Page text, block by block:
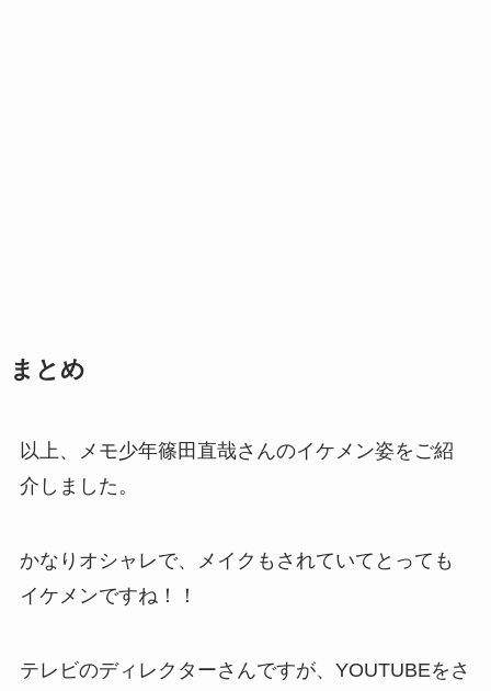
まとめ
以上、メモ少年篠田直哉さんのイケメン姿をご紹
介しました。
かなりオシャレで、メイクもされていてとっても
イケメンですね！！
テレビのディレクターさんですが、YOUTUBEをさ